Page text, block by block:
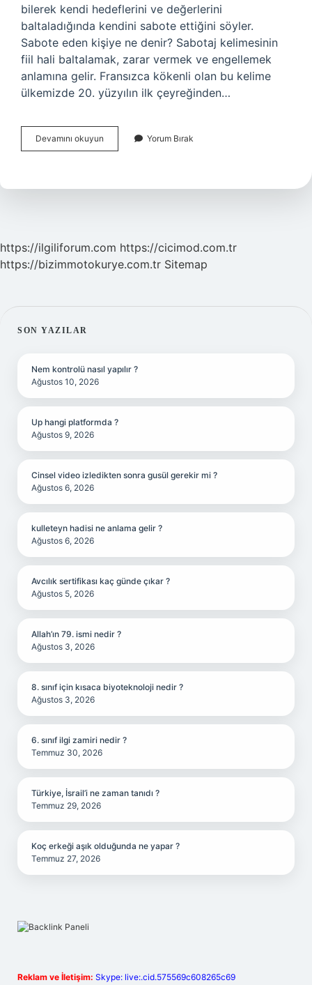
bilerek kendi hedeflerini ve değerlerini
baltaladığında kendini sabote ettiğini söyler.
Sabote eden kişiye ne denir? Sabotaj kelimesinin
fiil hali baltalamak, zarar vermek ve engellemek
anlamına gelir. Fransızca kökenli olan bu kelime
ülkemizde 20. yüzyılın ilk çeyreğinden…
Devamını okuyun
Kendini
Eder
Yorum Bırak
https://ilgiliforum.com https://cicimod.com.tr
https://bizimmotokurye.com.tr Sitemap
SIDEBAR
SON YAZILAR
Nem kontrolü nasıl yapılır ?
Ağustos 10, 2026
Up hangi platformda ?
Ağustos 9, 2026
Cinsel video izledikten sonra gusül gerekir mi ?
Ağustos 6, 2026
kulleteyn hadisi ne anlama gelir ?
Ağustos 6, 2026
Avcılık sertifikası kaç günde çıkar ?
Ağustos 5, 2026
Allah’ın 79. ismi nedir ?
Ağustos 3, 2026
8. sınıf için kısaca biyoteknoloji nedir ?
Ağustos 3, 2026
6. sınıf ilgi zamiri nedir ?
Temmuz 30, 2026
Türkiye, İsrail’i ne zaman tanıdı ?
Temmuz 29, 2026
Koç erkeği aşık olduğunda ne yapar ?
Temmuz 27, 2026
Reklam ve İletişim: Skype: live:.cid.575569c608265c69